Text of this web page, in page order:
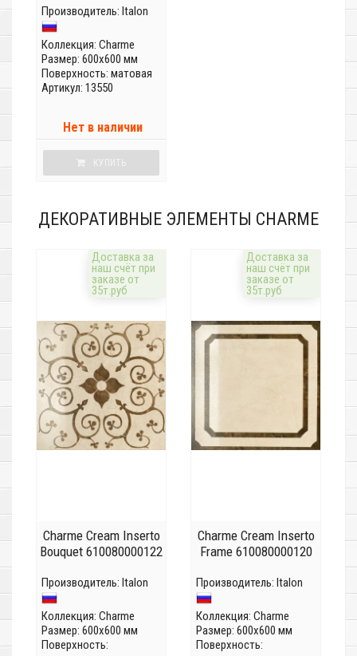
Производитель: Italon
Коллекция: Charme
Размер: 600x600 мм
Поверхность: матовая
Артикул: 13550
Нет в наличии
КУПИТЬ
ДЕКОРАТИВНЫЕ ЭЛЕМЕНТЫ CHARME
Доставка за
наш счёт при
заказе от
35т.руб
Charme Cream Inserto
Bouquet 610080000122
Производитель: Italon
Коллекция: Charme
Размер: 600x600 мм
Поверхность:
Доставка за
наш счёт при
заказе от
35т.руб
Charme Cream Inserto
Frame 610080000120
Производитель: Italon
Коллекция: Charme
Размер: 600x600 мм
Поверхность: